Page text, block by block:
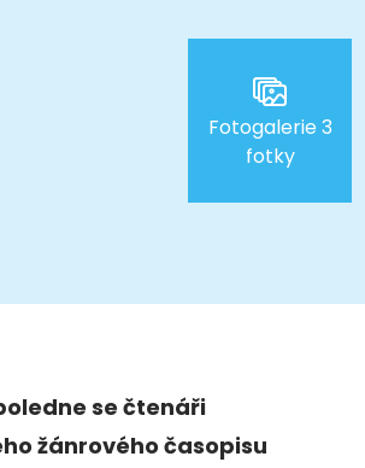
Fotogalerie 3
fotky
se čtenáři
žánrového časopisu